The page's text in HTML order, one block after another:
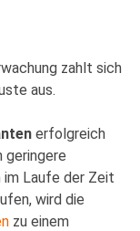
zahlt sich
aus.
erfolgreich
geringere
im Laufe der Zeit
wird die
zu einem